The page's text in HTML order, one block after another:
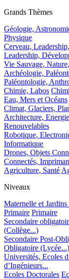
Grands Thèmes
Géologie,
Physique
Cerveau,
Leadership,
Vie Sauvage,
Archéologie,
Paléontologie,
Chimie, Labos
Eau, Mers et Océans
Climat, Glaciers,
Architecture,
Renouvelables
Robotique,
Informatique
Drones, Objets
Connectés,
Agriculture, Santé
Niveaux
Maternelle et Jardins
Primaire Primaire
Secondaire
(Collège...)
Secondaire Post-
Obligatoire (Lycée...)
Universités, Ecoles
d’Ingénieurs...
Ecoles Doctorales